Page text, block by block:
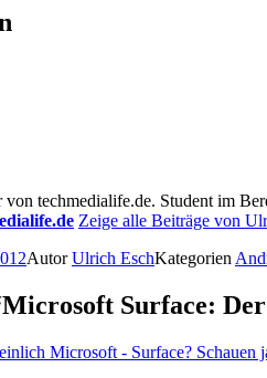
techmedialife.de. Student im
Zeige alle Beiträge von
AutorUlrich EschKategorien
Surface:
Microsoft - Surface? Schauen